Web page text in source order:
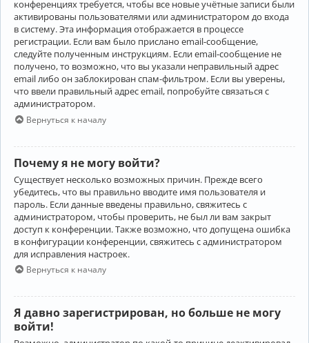
конференциях требуется, чтобы все новые учётные записи были
активированы пользователями или администратором до входа
в систему. Эта информация отображается в процессе
регистрации. Если вам было прислано email-сообщение,
следуйте полученным инструкциям. Если email-сообщение не
получено, то возможно, что вы указали неправильный адрес
email либо он заблокирован спам-фильтром. Если вы уверены,
что ввели правильный адрес email, попробуйте связаться с
администратором.
Вернуться к началу
Почему я не могу войти?
Существует несколько возможных причин. Прежде всего
убедитесь, что вы правильно вводите имя пользователя и
пароль. Если данные введены правильно, свяжитесь с
администратором, чтобы проверить, не был ли вам закрыт
доступ к конференции. Также возможно, что допущена ошибка
в конфигурации конференции, свяжитесь с администратором
для исправления настроек.
Вернуться к началу
Я давно зарегистрирован, но больше не могу
войти!